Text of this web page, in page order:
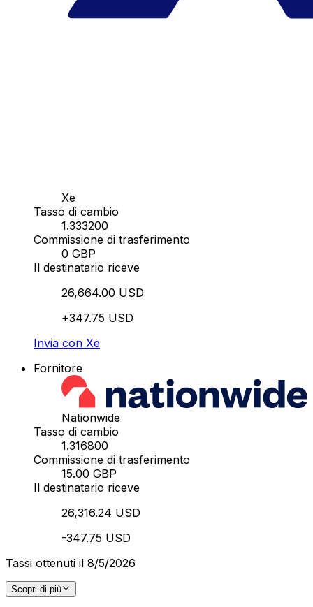
Xe
Tasso di cambio
1.333200
Commissione di trasferimento
0 GBP
Il destinatario riceve
26,664.00 USD
+347.75 USD
Invia con Xe
Fornitore
Nationwide
Tasso di cambio
1.316800
Commissione di trasferimento
15.00 GBP
Il destinatario riceve
26,316.24 USD
-347.75 USD
Tassi ottenuti il 8/5/2026
Scopri di più